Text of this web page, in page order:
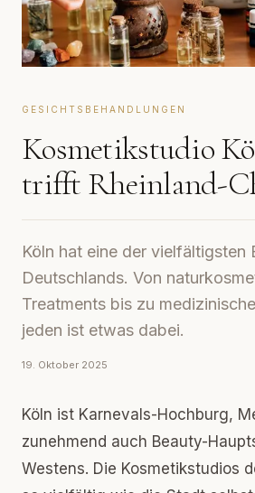
GESICHTSBEHANDLUNGEN
Kosmetikstudio
trifft Rheinland-
Köln hat eine der vielfältigsten
Deutschlands. Von
Treatments bis zu
jeden ist etwas dabei.
19. Oktober 2025
Köln ist Karnevals-Hochburg,
zunehmend auch Beauty-
Westens. Die Kosmetikstudios